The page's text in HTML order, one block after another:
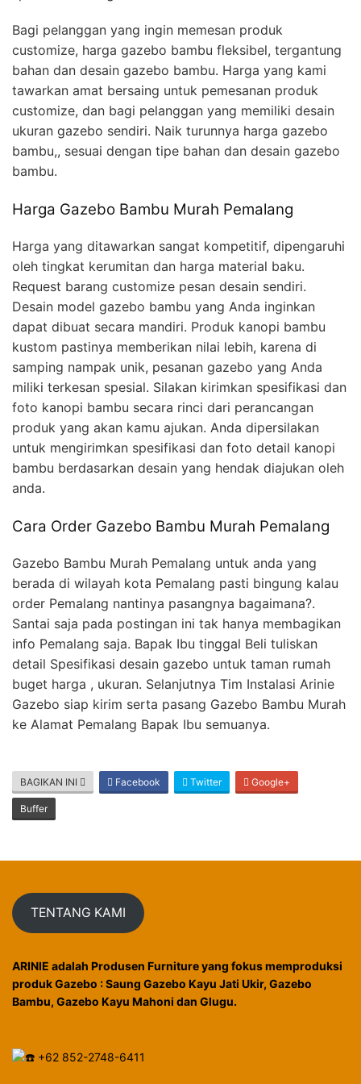
Bagi pelanggan yang ingin memesan produk
customize, harga gazebo bambu fleksibel, tergantung
bahan dan desain gazebo bambu. Harga yang kami
tawarkan amat bersaing untuk pemesanan produk
customize, dan bagi pelanggan yang memiliki desain
ukuran gazebo sendiri. Naik turunnya harga gazebo
bambu,, sesuai dengan tipe bahan dan desain gazebo
bambu.
Harga Gazebo Bambu Murah Pemalang
Harga yang ditawarkan sangat kompetitif, dipengaruhi
oleh tingkat kerumitan dan harga material baku.
Request barang customize pesan desain sendiri.
Desain model gazebo bambu yang Anda inginkan
dapat dibuat secara mandiri. Produk kanopi bambu
kustom pastinya memberikan nilai lebih, karena di
samping nampak unik, pesanan gazebo yang Anda
miliki terkesan spesial. Silakan kirimkan spesifikasi dan
foto kanopi bambu secara rinci dari perancangan
produk yang akan kamu ajukan. Anda dipersilakan
untuk mengirimkan spesifikasi dan foto detail kanopi
bambu berdasarkan desain yang hendak diajukan oleh
anda.
Cara Order Gazebo Bambu Murah Pemalang
Gazebo Bambu Murah Pemalang untuk anda yang
berada di wilayah kota Pemalang pasti bingung kalau
order Pemalang nantinya pasangnya bagaimana?.
Santai saja pada postingan ini tak hanya membagikan
info Pemalang saja. Bapak Ibu tinggal Beli tuliskan
detail Spesifikasi desain gazebo untuk taman rumah
buget harga , ukuran. Selanjutnya Tim Instalasi Arinie
Gazebo siap kirim serta pasang Gazebo Bambu Murah
ke Alamat Pemalang Bapak Ibu semuanya.
BAGIKAN INI Facebook Twitter Google+
Buffer
TENTANG KAMI
ARINIE adalah Produsen Furniture yang fokus memproduksi
produk Gazebo : Saung Gazebo Kayu Jati Ukir, Gazebo
Bambu, Gazebo Kayu Mahoni dan Glugu.
+62 852-2748-6411